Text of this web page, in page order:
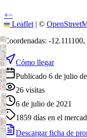
+−
Leaflet | ©
Coordenadas: -12.111100,
Cómo llegar
Publicado 6 de julio
26 visitas
6 de julio de 2021
1859 días en el
Descargar ficha de